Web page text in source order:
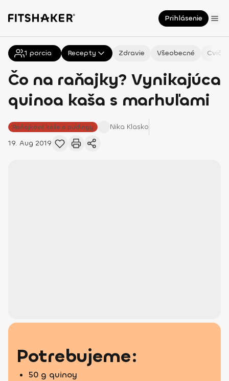
Prihlásenie
Všetky Recepty Zdravie Všeobecné
Čo na raňajky? Vynikajúca
quinoa kaša s marhuľami
Raňajkové kaše a pudingy Nika Klasko
19. Aug 2019
1 porcia
Potrebujeme:
50 g quinoy